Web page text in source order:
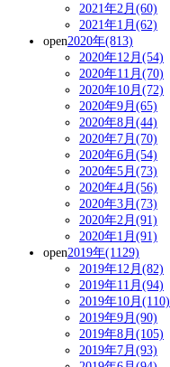
2021年2月(60)
2021年1月(62)
open2020年(813)
2020年12月(54)
2020年11月(70)
2020年10月(72)
2020年9月(65)
2020年8月(44)
2020年7月(70)
2020年6月(54)
2020年5月(73)
2020年4月(56)
2020年3月(73)
2020年2月(91)
2020年1月(91)
open2019年(1129)
2019年12月(82)
2019年11月(94)
2019年10月(110)
2019年9月(90)
2019年8月(105)
2019年7月(93)